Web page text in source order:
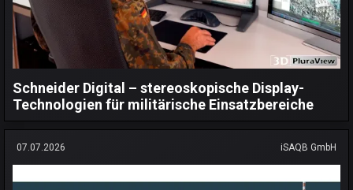
Schneider Digital – stereoskopische Display-
Technologien für militärische Einsatzbereiche
07.07.2026 iSAQB GmbH